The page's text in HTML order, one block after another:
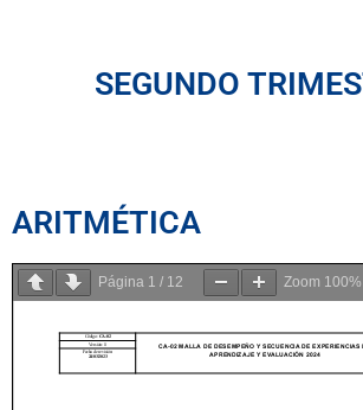
SEGUNDO
ARITMÉTICA
Página 1 / 12 Zoom 100%